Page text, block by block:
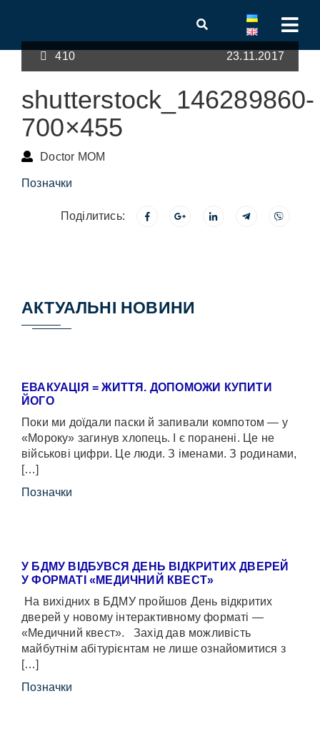
410 23.11.2017
shutterstock_146289860-
700×455
Doctor MOM
Позначки
Поділитись:
АКТУАЛЬНІ НОВИНИ
ЕВАКУАЦІЯ = ЖИТТЯ. ДОПОМОЖИ КУПИТИ
ЙОГО
Поки ми доїдали паски й запивали компотом — у
«Мороку» загинув хлопець. І є поранені. Це не
військові цифри. Це люди. З іменами. З родинами,
[…]
Позначки
У БДМУ ВІДБУВСЯ ДЕНЬ ВІДКРИТИХ ДВЕРЕЙ
У ФОРМАТІ «МЕДИЧНИЙ КВЕСТ»
На вихідних в БДМУ пройшов День відкритих
дверей у новому інтерактивному форматі —
«Медичний квест». Захід дав можливість
майбутнім абітурієнтам не лише ознайомитися з
[…]
Позначки